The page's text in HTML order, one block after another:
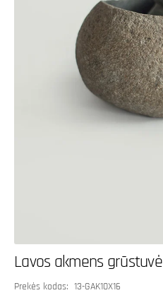
Lavos akmens grūstuvė
SKU:
Prekės kodas: 13-GAK10X16